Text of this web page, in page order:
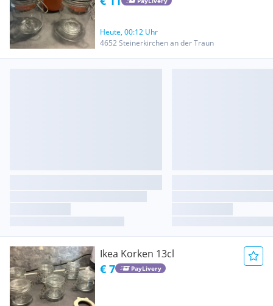
Heute, 00:12 Uhr
4652 Steinerkirchen an der Traun
Ikea Korken 13cl
€ 7 PayLivery